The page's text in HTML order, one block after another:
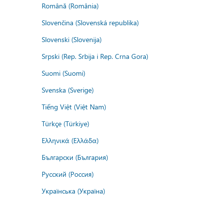
Română (România)
Slovenčina (Slovenská republika)
Slovenski (Slovenija)
Srpski (Rep. Srbija i Rep. Crna Gora)
Suomi (Suomi)
Svenska (Sverige)
Tiếng Việt (Việt Nam)
Türkçe (Türkiye)
Ελληνικά (Ελλάδα)
Български (България)
Русский (Россия)
Українська (Україна)